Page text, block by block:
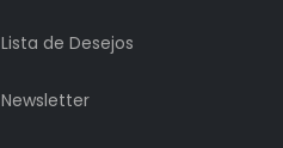
Lista de Desejos
Newsletter